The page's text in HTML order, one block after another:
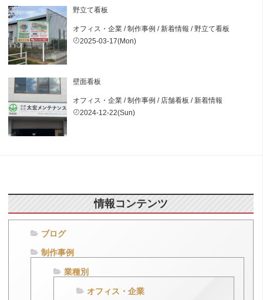
野立て看板
オフィス・企業 /制作事例 /新着情報 /野立て看板
2025-03-17(Mon)
壁面看板
オフィス・企業 /制作事例 / 店舗看板 /新着情報
2024-12-22(Sun)
情報コンテンツ
ブログ
制作事例
業種別
オフィス・企業